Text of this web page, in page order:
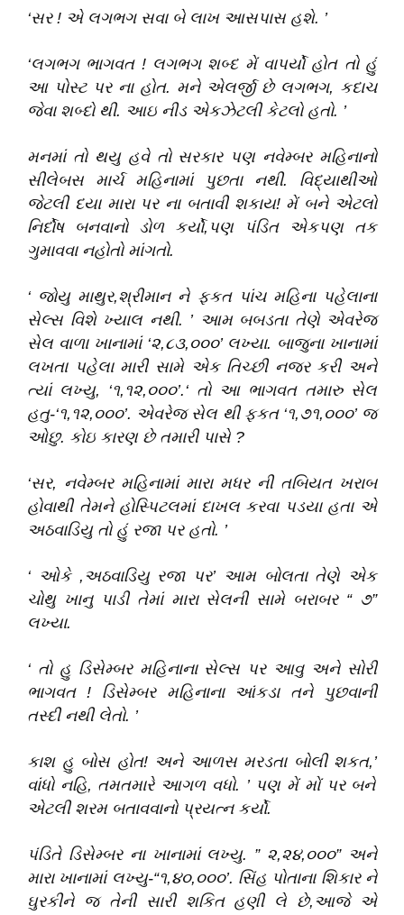
‘સર ! એ લગભગ સવા બે લાખ આસપાસ હશે. ’
‘લગભગ ભાગવત ! લગભગ શબ્દ મેં વાપર્યો હોત તો હું
આ પોસ્ટ પર ના હોત. મને એલર્જી છે લગભગ, કદાચ
જેવા શબ્દો થી. આઇ નીડ એકઝેટલી કેટલો હતો. ’
મનમાં તો થયુ હવે તો સરકાર પણ નવેમ્બર મહિનાનો
સીલેબસ માર્ચ મહિનામાં પુછતા નથી. વિદ્યાથીઓ
જેટલી દયા મારા પર ના બતાવી શકાય! મેં બને એટલો
નિર્દોષ બનવાનો ડોળ કર્યો,પણ પંડિત એકપણ તક
ગુમાવવા નહોતો માંગતો.
‘ જોયુ માથુર,શ્રીમાન ને ફકત પાંચ મહિના પહેલાના
સેલ્સ વિશે ખ્યાલ નથી. ’આમ બબડતા તેણે એવરેજ
સેલ વાળા ખાનામાં ‘૨,૮૩,૦૦૦’લખ્યા. બાજુના ખાનામાં
લખતા પહેલા મારી સામે એક તિચ્છી નજર કરી અને
ત્યાં લખ્યુ, ‘૧,૧૨,૦૦૦’.‘ તો આ ભાગવત તમારુ સેલ
હતુ-‘૧,૧૨,૦૦૦’. એવરેજ સેલ થી ફકત ‘૧,૭૧,૦૦૦’જ
ઓછુ. કોઇ કારણ છે તમારી પાસે ?
‘સર, નવેમ્બર મહિનામાં મારા મધર ની તબિયત ખરાબ
હોવાથી તેમને હોસ્પિટલમાં દાખલ કરવા પડયા હતા એ
અઠવાડિયુ તો હું રજા પર હતો. ’
‘ ઓકે ,અઠવાડિયુ રજા પર’ આમ બોલતા તેણે એક
ચોથુ ખાનુ પાડી તેમાં મારા સેલની સામે બરાબર “૭”
લખ્યા.
‘ તો હુ ડિસેમ્બર મહિનાના સેલ્સ પર આવુ અને સોરી
ભાગવત ! ડિસેમ્બર મહિનાના આંકડા તને પુછવાની
તસ્દી નથી લેતો. ’
કાશ હુ બોસ હોત! અને આળસ મરડતા બોલી શકત, ’
વાંધો નહિ, તમતમારે આગળ વધો. ’પણ મેં મોં પર બને
એટલી શરમ બતાવવાનો પ્રયત્ન કર્યો.
પંડિતે ડિસેમ્બર ના ખાનામાં લખ્યુ. ”૨,૨૪,૦૦૦”અને
મારા ખાનામાં લખ્યુ-“૧,૪૦,૦૦૦’. સિંહ પોતાના શિકાર ને
ઘુરકીને જ તેની સારી શકિત હણી લે છે,આજે એ